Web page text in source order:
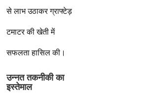
से लाभ उठाकर ग्राफ्टेड़
टमाटर की खेती में
सफलता हासिल की।
उन्नत तकनीकी का
इस्तेमाल